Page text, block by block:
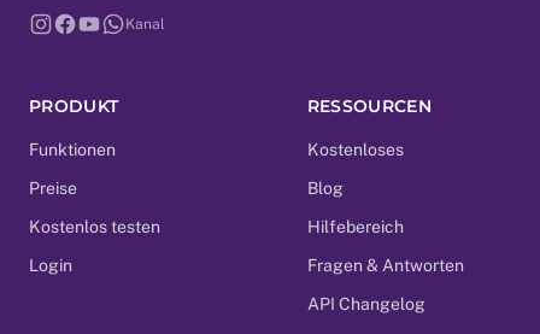
Kanal
PRODUKT
Funktionen
Preise
Kostenlos testen
Login
RESSOURCEN
Kostenloses
Blog
Hilfebereich
Fragen & Antworten
API Changelog